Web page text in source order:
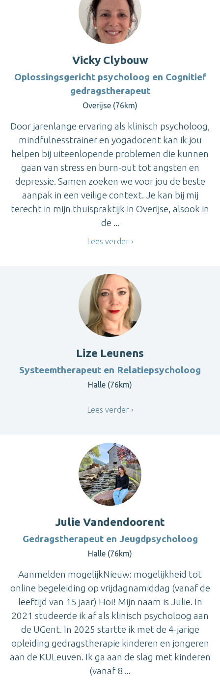
Vicky Clybouw
Oplossingsgericht psycholoog en Cognitief
gedragstherapeut
Overijse (76km)
Door jarenlange ervaring als klinisch psycholoog,
mindfulnesstrainer en yogadocent kan ik jou
helpen bij uiteenlopende problemen die kunnen
gaan van stress en burn-out tot angsten en
depressie. Samen zoeken we voor jou de beste
aanpak in een veilige context. Je kan bij mij
terecht in mijn thuispraktijk in Overijse, alsook in
de ...
Lees verder
Lize Leunens
Systeemtherapeut en Relatiepsycholoog
Halle (76km)
Lees verder
Julie Vandendoorent
Gedragstherapeut en Jeugdpsycholoog
Halle (76km)
Aanmelden mogelijkNieuw: mogelijkheid tot
online begeleiding op vrijdagnamiddag (vanaf de
leeftijd van 15 jaar) Hoi! Mijn naam is Julie. In
2021 studeerde ik af als klinisch psycholoog aan
de UGent. In 2025 startte ik met de 4-jarige
opleiding gedragstherapie kinderen en jongeren
aan de KULeuven. Ik ga aan de slag met kinderen
(vanaf 8 ...